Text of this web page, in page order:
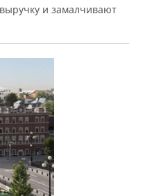
и замалчивают